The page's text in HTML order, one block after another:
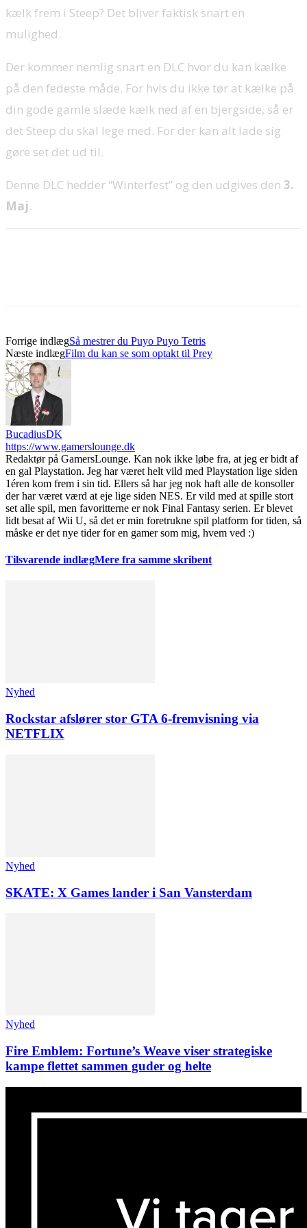
kælk frem i Steep? Det bliver faktisk snart en
mulighed.
Der kommer nemlig snart en DLC hvor du kan kælke
på den fedeste måde. For hvis du ikke tør at kælke på
din gode gamle slæde kælk ned af en bjergside, så er
det Steep du skal lege med. For der kan alt lade sig
gøre set det ud til.
Denne DLC hedder “Winterfest” og den udgives den 3.
Maj.
Forrige indlægSå mestrer du Puyo Puyo Tetris
Næste indlægFilm du kan se som optakt til Prey
BucadiusDK
https://www.gamerslounge.dk
Redaktør på GamersLounge. Kan nok ikke løbe fra, at jeg er bidt af
en gal Playstation. Jeg har været helt vild med Playstation lige siden
1éren kom frem i sin tid. Ellers så har jeg nok haft alle de konsoller
der har været værd at eje lige siden NES. Er vild med at spille stort
set alle spil, men favoritterne er nok Final Fantasy serien. Er blevet
lidt besat af Wii U, så det er min foretrukne spil platform for tiden, så
måske er det nye tider for en gamer som mig, hvem ved :)
Tilsvarende indlægMere fra samme skribent
Nyhed
Rockstar afslører stor GTA 6-fremvisning via
NETFLIX
Nyhed
SKATE: X Games lander i San Vansterdam
Nyhed
Fire Emblem: Fortune’s Weave viser strategiske
kampe flettet sammen guder og helte